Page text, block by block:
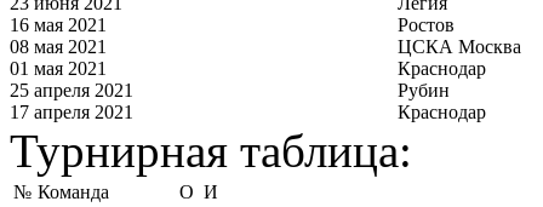
16 мая 2021
Ростов
08 мая 2021
ЦСКА Москва
01 мая 2021
Краснодар
25 апреля 2021
Рубин
17 апреля 2021
Краснодар
Турнирная таблица:
№ Команда О И